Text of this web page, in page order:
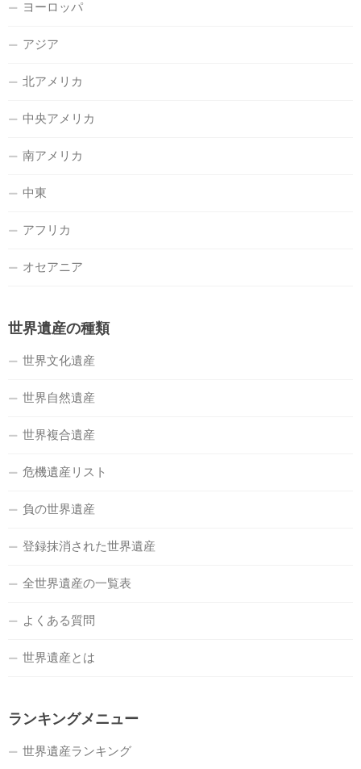
ヨーロッパ
アジア
北アメリカ
中央アメリカ
南アメリカ
中東
アフリカ
オセアニア
世界遺産の種類
世界文化遺産
世界自然遺産
世界複合遺産
危機遺産リスト
負の世界遺産
登録抹消された世界遺産
全世界遺産の一覧表
よくある質問
世界遺産とは
ランキングメニュー
世界遺産ランキング